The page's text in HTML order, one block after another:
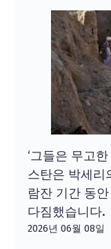
‘그들은 무고
스탄은 박세리
람잔 기간 동
다짐했습니다.
2026년 06월 08일